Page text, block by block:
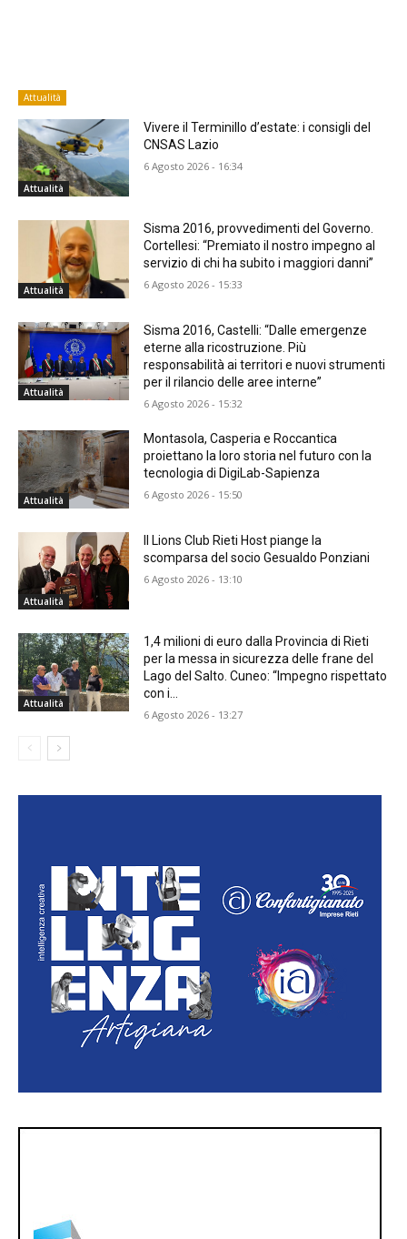
Attualità
Attualità
Vivere il Terminillo d’estate: i consigli del
CNSAS Lazio
6 Agosto 2026 - 16:34
Attualità
Sisma 2016, provvedimenti del Governo.
Cortellesi: “Premiato il nostro impegno al
servizio di chi ha subito i maggiori danni”
6 Agosto 2026 - 15:33
Attualità
Sisma 2016, Castelli: “Dalle emergenze
eterne alla ricostruzione. Più
responsabilità ai territori e nuovi strumenti
per il rilancio delle aree interne”
6 Agosto 2026 - 15:32
Attualità
Montasola, Casperia e Roccantica
proiettano la loro storia nel futuro con la
tecnologia di DigiLab-Sapienza
6 Agosto 2026 - 15:50
Attualità
Il Lions Club Rieti Host piange la
scomparsa del socio Gesualdo Ponziani
6 Agosto 2026 - 13:10
Attualità
1,4 milioni di euro dalla Provincia di Rieti
per la messa in sicurezza delle frane del
Lago del Salto. Cuneo: “Impegno rispettato
con i...
6 Agosto 2026 - 13:27